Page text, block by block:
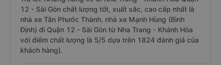
12 - Sài Gòn chất lượng tốt, xuất sắc, cao cấp nhất là
nhà xe Tân Phước Thành, nhà xe Mạnh Hùng (Bình
Định) đi Quận 12 - Sài Gòn từ Nha Trang - Khánh Hòa
với điểm chất lượng là 5/5 dựa trên 1824 đánh giá của
khách hàng).